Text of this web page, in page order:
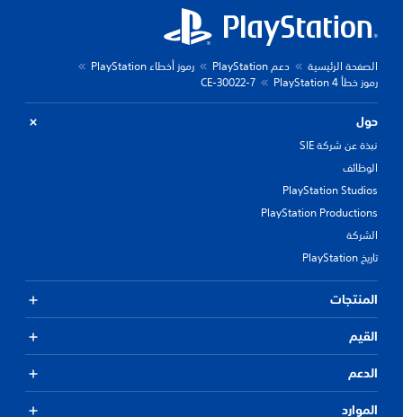
الصفحة الرئيسية دعم PlayStation
رموز أخطاء PlayStation
رموز خطأ PlayStation 4
CE-30022-7
حول
نبذة عن شركة SIE
الوظائف
PlayStation Studios
PlayStation Productions
الشركة
تاريخ PlayStation
المنتجات
القيم
الدعم
الموارد